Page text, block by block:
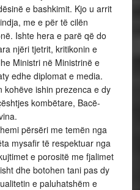
e bashkimit. Kjo u arrit
me e për të cilën
Ishte hera e parë që do
njëri tjetrit, kritikonin e
Ministri në Ministrinë e
edhe diplomat e media.
kohëve ishin prezenca e dy
kombëtare, Bacë-
përsëri me temën nga
mysafir të respektuar nga
e porositë me fjalimet
dhe botohen tani pas dy
e paluhatshëm e